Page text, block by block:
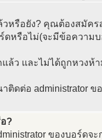
รือยัง? คุณต้องสมัคร
หรือไม่(จะมีข้อความบ
ว และไม่ได้ถูกหวงห้
ติดต่อ administrator
?
ของบอร์ด